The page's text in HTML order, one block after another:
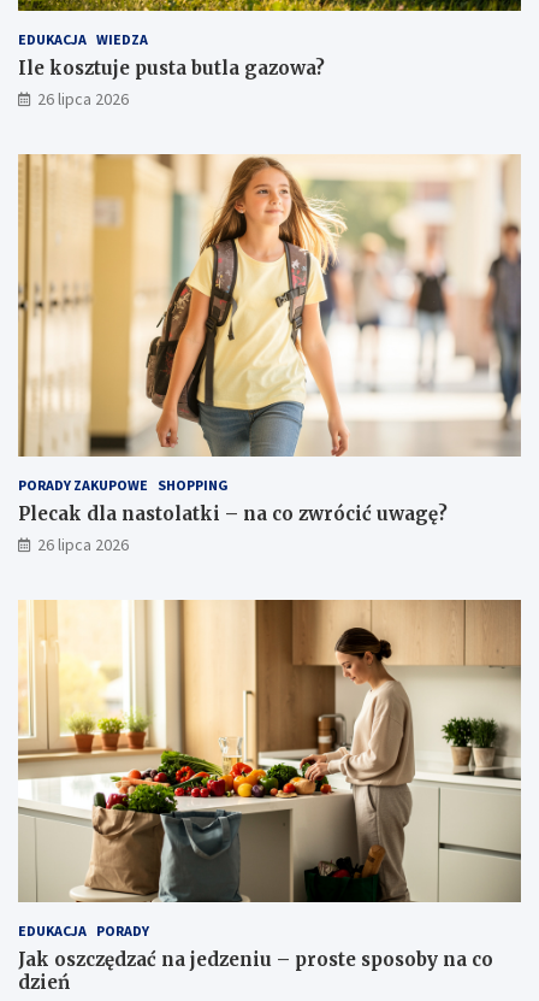
EDUKACJA WIEDZA
Ile kosztuje pusta butla gazowa?
26 lipca 2026
PORADY ZAKUPOWE SHOPPING
Plecak dla nastolatki – na co zwrócić uwagę?
26 lipca 2026
EDUKACJA PORADY
Jak oszczędzać na jedzeniu – proste sposoby na co
dzień